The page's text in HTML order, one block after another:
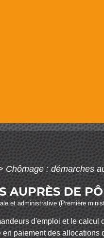
Chômage : démarches
AUPRÈS DE
et administrative (Première
d'emploi et le
paiement des